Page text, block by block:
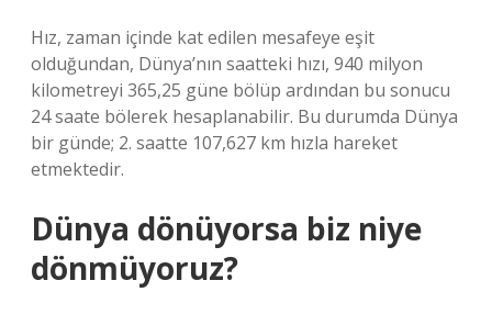
Hız, zaman içinde kat edilen mesafeye eşit
olduğundan, Dünya’nın saatteki hızı, 940 milyon
kilometreyi 365,25 güne bölüp ardından bu sonucu
24 saate bölerek hesaplanabilir. Bu durumda Dünya
bir günde; 2. saatte 107,627 km hızla hareket
etmektedir.
Dünya dönüyorsa biz niye
dönmüyoruz?